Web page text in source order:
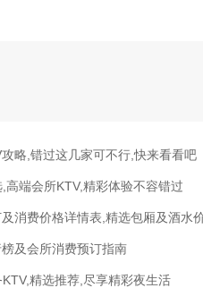
略,错过这几家可不行,快来看看吧
高端会所KTV,精彩体验不容错过
消费价格详情表,精选包厢及酒水
及会所消费预订指南
精选推荐,尽享精彩夜生活